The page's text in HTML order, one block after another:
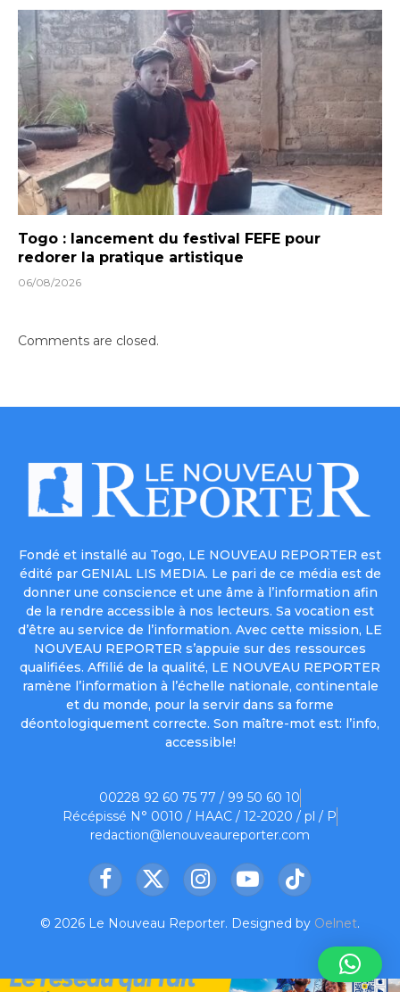
Togo : lancement du festival FEFE pour
redorer la pratique artistique
06/08/2026
Comments are closed.
Fondé et installé au Togo, LE NOUVEAU REPORTER est
édité par GENIAL LIS MEDIA. Le pari de ce média est de
donner une conscience et une âme à l’information afin
de la rendre accessible à nos lecteurs. Sa vocation est
d’être au service de l’information. Avec cette mission, LE
NOUVEAU REPORTER s’appuie sur des ressources
qualifiées. Affilié de la qualité, LE NOUVEAU REPORTER
ramène l’information à l’échelle nationale, continentale
et du monde, pour la servir dans sa forme
déontologiquement correcte. Son maître-mot est: l’info,
accessible!
00228 92 60 75 77 / 99 50 60 10
Récépissé N° 0010 / HAAC / 12-2020 / pl / P
redaction@lenouveaureporter.com
Facebook
X
InstagramYouTubeTikTok
© 2026 Le Nouveau Reporter. Designed by Oelnet.